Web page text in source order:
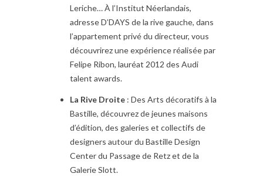
Leriche… À l’Institut Néerlandais,
adresse D’DAYS de la rive gauche, dans
l’appartement privé du directeur, vous
découvrirez une expérience réalisée par
Felipe Ribon, lauréat 2012 des Audi
talent awards.
La Rive Droite : Des Arts décoratifs à la
Bastille, découvrez de jeunes maisons
d’édition, des galeries et collectifs de
designers autour du Bastille Design
Center du Passage de Retz et de la
Galerie Slott.